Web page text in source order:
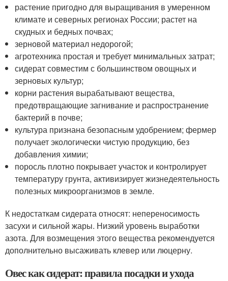
растение пригодно для выращивания в умеренном
климате и северных регионах России; растет на
скудных и бедных почвах;
зерновой материал недорогой;
агротехника простая и требует минимальных затрат;
сидерат совместим с большинством овощных и
зерновых культур;
корни растения вырабатывают вещества,
предотвращающие загнивание и распространение
бактерий в почве;
культура признана безопасным удобрением; фермер
получает экологически чистую продукцию, без
добавления химии;
поросль плотно покрывает участок и контролирует
температуру грунта, активизирует жизнедеятельность
полезных микроорганизмов в земле.
К недостаткам сидерата относят: непереносимость
засухи и сильной жары. Низкий уровень выработки
азота. Для возмещения этого вещества рекомендуется
дополнительно высаживать клевер или люцерну.
Овес как сидерат: правила посадки и ухода